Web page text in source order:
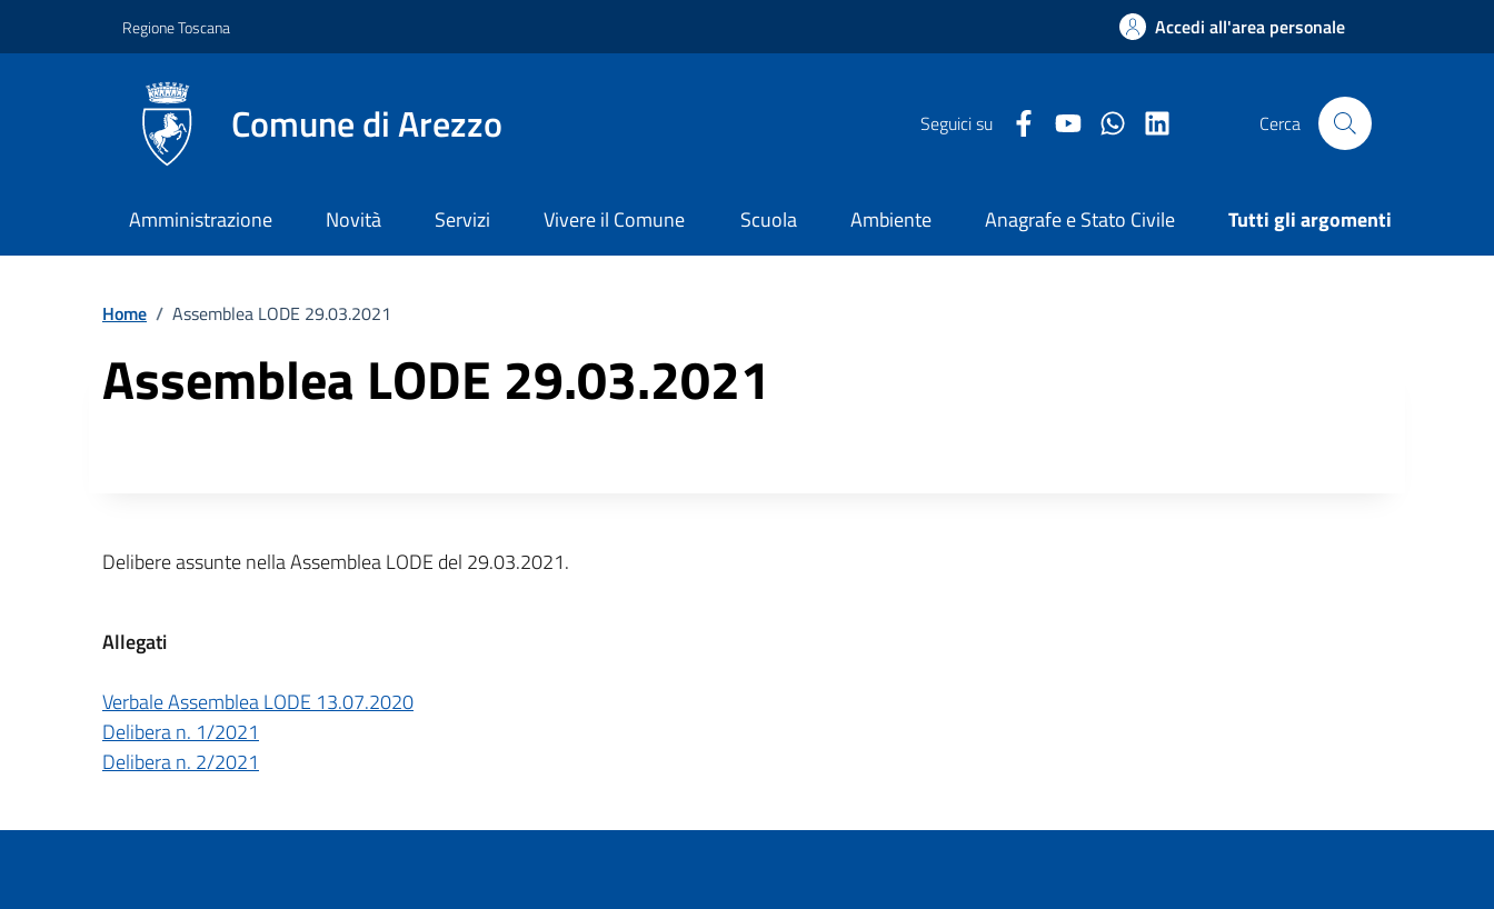
Regione Toscana Accedi all'area personale
Comune di Arezzo Seguici su Facebook Comune di Arezzo
Youtube Comune di Arezzo
Twitter Comune di Arezzo
LinkedIn Comune di Arezzo
Cerca
Amministrazione Novità Servizi Vivere il Comune Scuola Ambiente Anagrafe e Stato Civile Tutti gli argomenti
Home / Assemblea LODE 29.03.2021
Assemblea LODE 29.03.2021
Descrizione completa
Delibere assunte nella Assemblea LODE del 29.03.2021.
Allegati
Verbale Assemblea LODE 13.07.2020
Delibera n. 1/2021
Delibera n. 2/2021